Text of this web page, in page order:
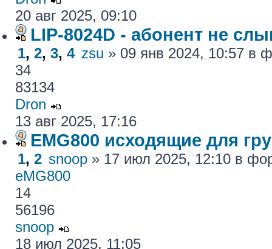
20 авг 2025, 09:10
LIP-8024D - абонент не
1, 2, 3, 4 zsu » 09 янв 2024, 10:57 в
34
83134
Dron
13 авг 2025, 17:16
EMG800 исходящие для
1, 2 snoop » 17 июл 2025, 12:10 в
eMG800
14
56196
snoop
18 июл 2025, 11:05